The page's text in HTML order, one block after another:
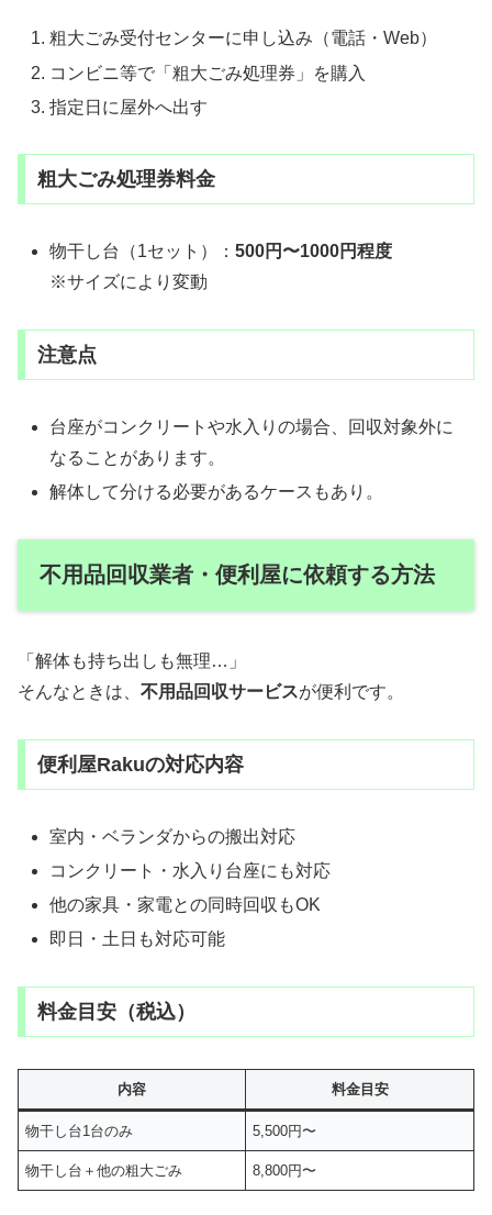
粗大ごみ受付センターに申し込み（電話・Web）
コンビニ等で「粗大ごみ処理券」を購入
指定日に屋外へ出す
粗大ごみ処理券料金
物干し台（1セット）：500円〜1000円程度
※サイズにより変動
注意点
台座がコンクリートや水入りの場合、回収対象外に
なることがあります。
解体して分ける必要があるケースもあり。
不用品回収業者・便利屋に依頼する方法
「解体も持ち出しも無理…」
そんなときは、 不用品回収サービスが便利です。
便利屋Rakuの対応内容
室内・ベランダからの搬出対応
コンクリート・水入り台座にも対応
他の家具・家電との同時回収もOK
即日・土日も対応可能
料金目安（税込）
内容 料金目安
物干し台1台のみ 5,500円〜
物干し台＋他の粗大ごみ 8,800円〜